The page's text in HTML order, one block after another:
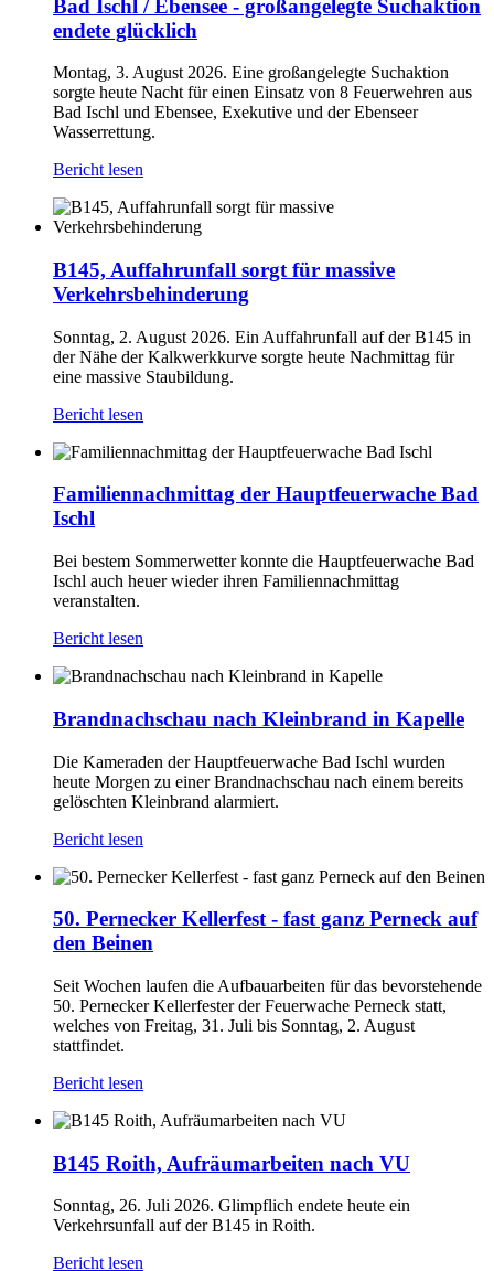
Bad Ischl / Ebensee - großangelegte Suchaktion
endete glücklich
Montag, 3. August 2026. Eine großangelegte Suchaktion
sorgte heute Nacht für einen Einsatz von 8 Feuerwehren aus
Bad Ischl und Ebensee, Exekutive und der Ebenseer
Wasserrettung.
Bericht lesen
B145, Auffahrunfall sorgt für massive
Verkehrsbehinderung
Sonntag, 2. August 2026. Ein Auffahrunfall auf der B145 in
der Nähe der Kalkwerkkurve sorgte heute Nachmittag für
eine massive Staubildung.
Bericht lesen
Familiennachmittag der Hauptfeuerwache Bad
Ischl
Bei bestem Sommerwetter konnte die Hauptfeuerwache Bad
Ischl auch heuer wieder ihren Familiennachmittag
veranstalten.
Bericht lesen
Brandnachschau nach Kleinbrand in Kapelle
Die Kameraden der Hauptfeuerwache Bad Ischl wurden
heute Morgen zu einer Brandnachschau nach einem bereits
gelöschten Kleinbrand alarmiert.
Bericht lesen
50. Pernecker Kellerfest - fast ganz Perneck auf
den Beinen
Seit Wochen laufen die Aufbauarbeiten für das bevorstehende
50. Pernecker Kellerfester der Feuerwache Perneck statt,
welches von Freitag, 31. Juli bis Sonntag, 2. August
stattfindet.
Bericht lesen
B145 Roith, Aufräumarbeiten nach VU
Sonntag, 26. Juli 2026. Glimpflich endete heute ein
Verkehrsunfall auf der B145 in Roith.
Bericht lesen